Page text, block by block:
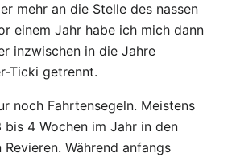
mehr an die Stelle des nassen
einem Jahr habe ich mich dann
inzwischen in die Jahre
Ticki getrennt.
noch Fahrtensegeln. Meistens
4 Wochen im Jahr in den
Während anfangs